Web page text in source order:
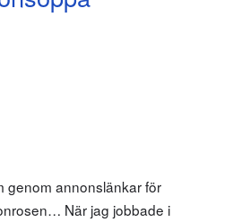
genom annonslänkar för
När jag jobbade i